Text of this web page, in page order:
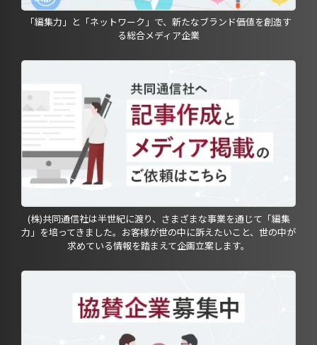
「編集力」と「ネットワーク」で、新たなブランド価値を創造す
る総合メディア企業
(株)共同通信社は半世紀に渡り、さまざまな事業を通じて「編集
力」を培ってきました。お客様が世の中に訴えたいこと、世の中が
求めている情報を踏まえて企画立案します。